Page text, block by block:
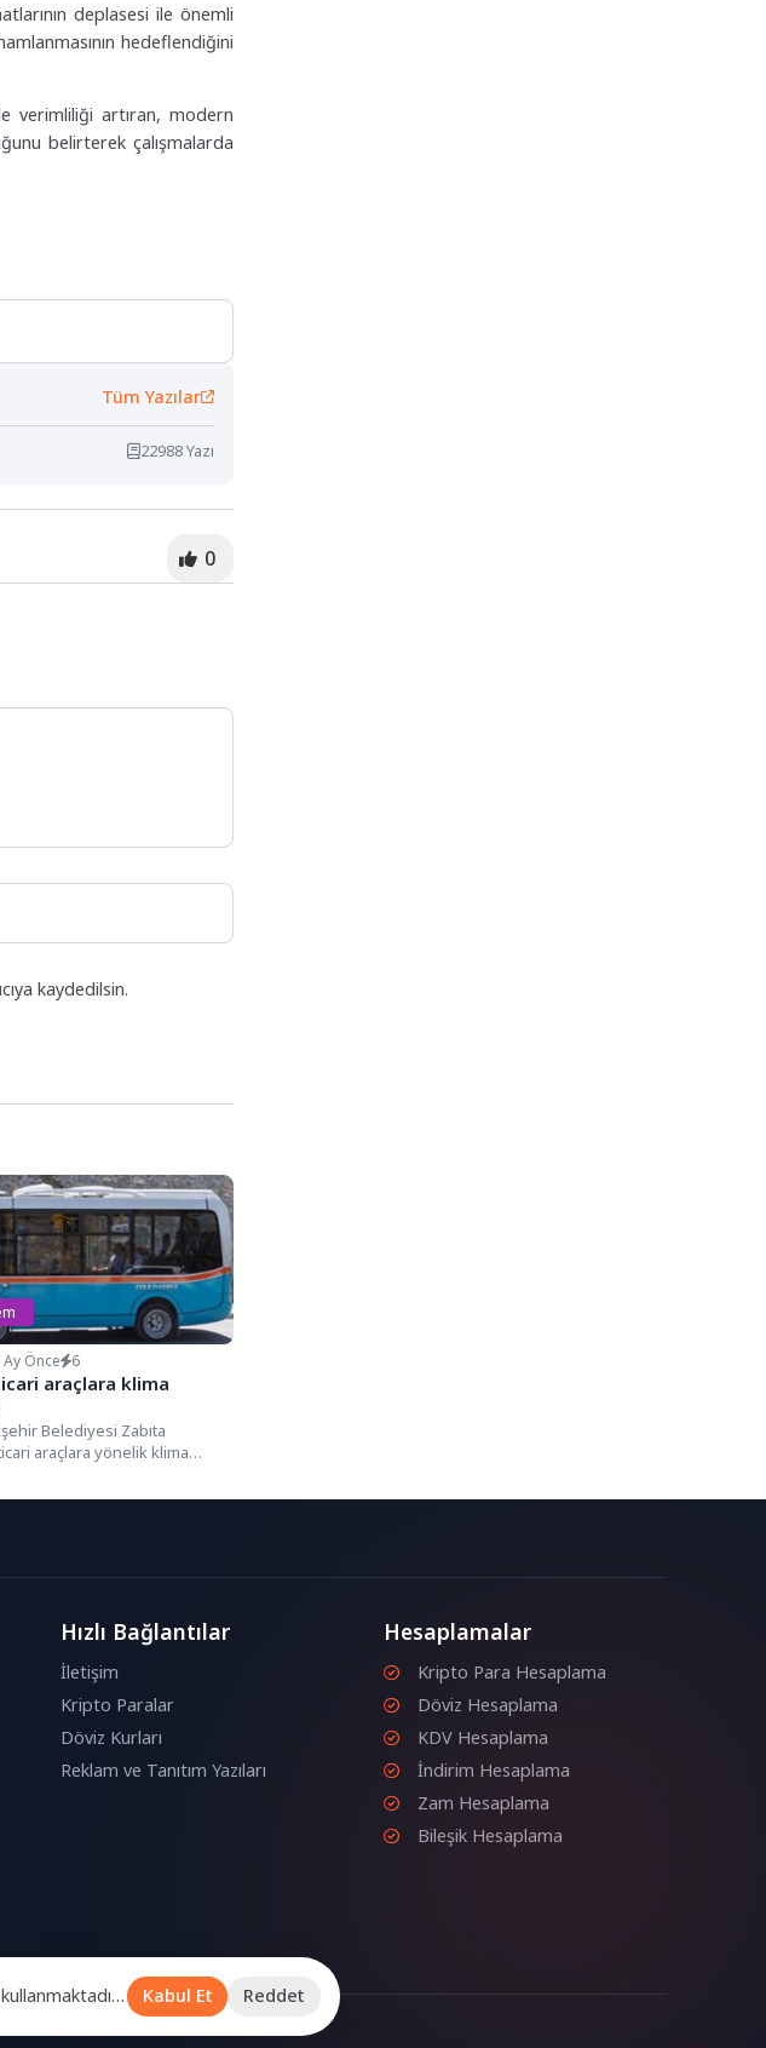
deplasesi ile önemli
hedeflendiğini
verimliliği artıran, modern
belirterek çalışmalarda
Tüm Yazılar
22988 Yazı
0
kaydedilsin.
Ay Önce 6
araçlara klima
Belediyesi Zabıta
araçlara yönelik klima
Hızlı Bağlantılar
İletişim
Kripto Paralar
Döviz Kurları
Reklam ve Tanıtım Yazıları
Hesaplamalar
Kripto Para Hesaplama
Döviz Hesaplama
KDV Hesaplama
İndirim Hesaplama
Zam Hesaplama
Bileşik Hesaplama
Kabul Et Reddet